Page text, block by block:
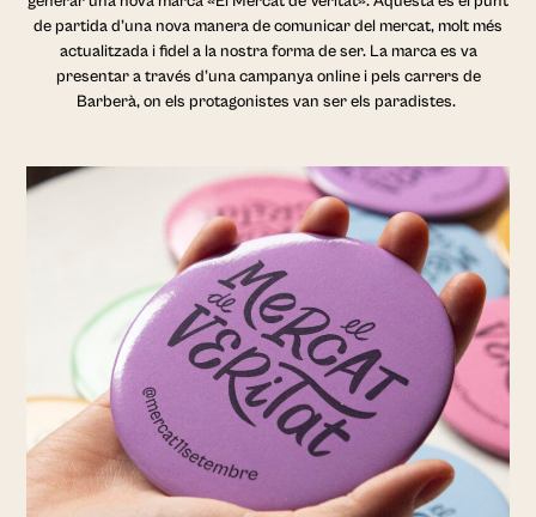
de partida d’una nova manera de comunicar del mercat, molt més
actualitzada i fidel a la nostra forma de ser. La marca es va
presentar a través d’una campanya online i pels carrers de
Barberà, on els protagonistes van ser els paradistes.